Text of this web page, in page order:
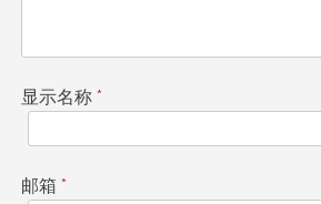
显示名称 *
邮箱 *